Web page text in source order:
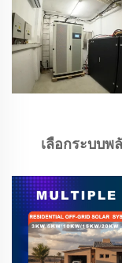
เลือกระบบ